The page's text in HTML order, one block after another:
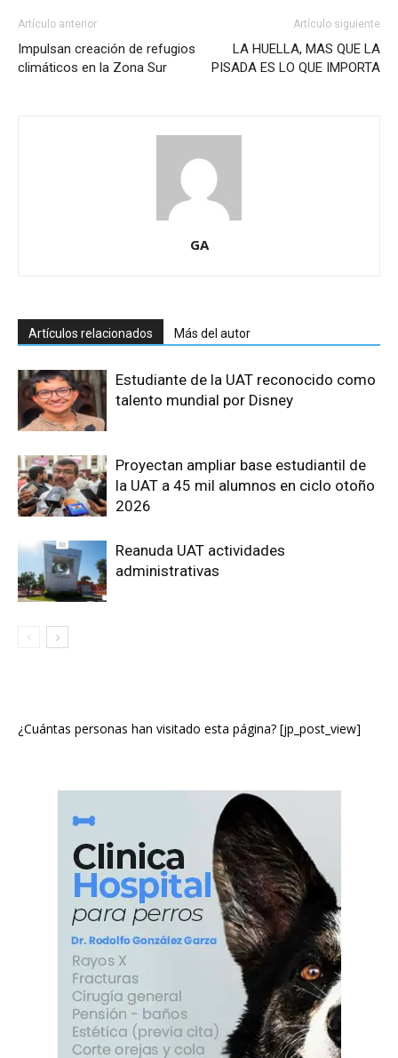
Artículo anterior
Impulsan creación de refugios
climáticos en la Zona Sur
Artículo siguiente
LA HUELLA, MAS QUE LA
PISADA ES LO QUE IMPORTA
GA
Artículos relacionados Más del autor
Estudiante de la UAT reconocido como
talento mundial por Disney
Proyectan ampliar base estudiantil de
la UAT a 45 mil alumnos en ciclo otoño
2026
Reanuda UAT actividades
administrativas
¿Cuántas personas han visitado esta página? [jp_post_view]